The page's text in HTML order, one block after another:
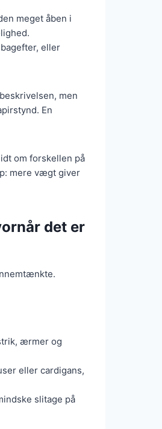
meget åben i
eller
men
En
om forskellen på
mere vægt giver
det er
ærmer og
eller cardigans,
slitage på